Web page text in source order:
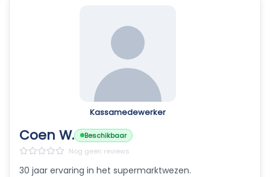
Kassamedewerker
Coen W.
Beschikbaar
Nog geen reviews
30 jaar ervaring in het supermarktwezen.